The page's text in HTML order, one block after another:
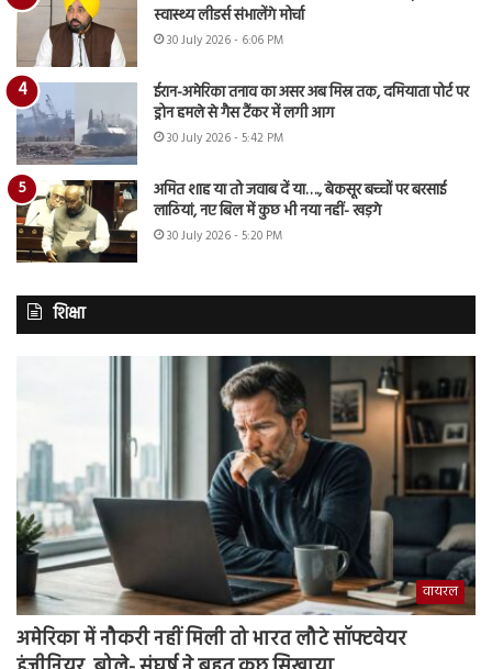
स्वास्थ्य लीडर्स संभालेंगे मोर्चा
30 July 2026 - 6:06 PM
ईरान-अमेरिका तनाव का असर अब मिस्र तक, दमियाता पोर्ट पर
ड्रोन हमले से गैस टैंकर में लगी आग
30 July 2026 - 5:42 PM
अमित शाह या तो जवाब दें या…., बेकसूर बच्चों पर बरसाई
लाठियां, नए बिल में कुछ भी नया नहीं- खड़गे
30 July 2026 - 5:20 PM
शिक्षा
वायरल
अमेरिका में नौकरी नहीं मिली तो भारत लौटे सॉफ्टवेयर